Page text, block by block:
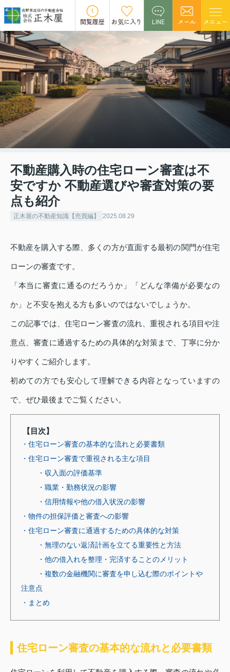
閲覧履歴 お気に入り LINE メール メニュー
不動産購入時の住宅ローン審査は不
安ですか 不動産選びや審査対策の要
点も紹介
正木屋の不動産知識【売買編】 2025.08.29
不動産を購入する際、多くの方が直面する最初の関門が住宅
ローンの審査です。
「本当に審査に通るのだろうか」「どんな準備が必要なの
か」と不安を抱える方も多いのではないでしょうか。
この記事では、住宅ローン審査の流れ、重視される項目や注
意点、審査に通過するための具体的な対策まで、丁寧に分か
りやすくご紹介します。
初めての方でも安心して理解できる内容となっていますの
で、ぜひ最後までご覧ください。
【目次】
・住宅ローン審査の基本的な流れと必要書類
・住宅ローン審査で重視される主な項目
・収入面の評価基準
・職業・勤務状況の影響
・信用情報や他の借入状況の影響
・物件の担保評価と審査への影響
・住宅ローン審査に通過するための具体的な対策
・無理のない返済計画を立てる重要性と方法
・他の借入れを整理・完済することのメリット
・複数の金融機関に審査を申し込む際のポイントや
注意点
・まとめ
住宅ローン審査の基本的な流れと必要書類